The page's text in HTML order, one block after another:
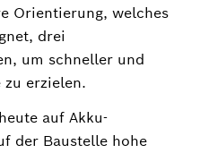
Orientierung, welches
drei
um schneller und
zu erzielen.
auf Akku-
der Baustelle hohe